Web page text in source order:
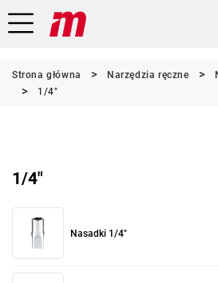
Strona główna Narzędzia ręczne
1/4"
1/4"
Nasadki 1/4"